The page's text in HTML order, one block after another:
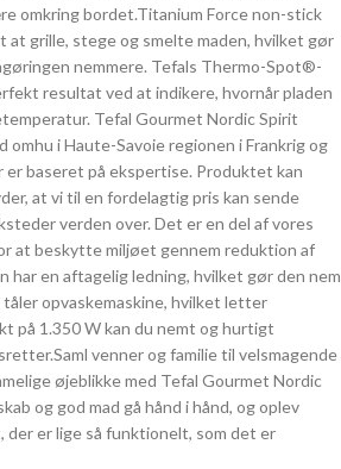
omkring bordet.Titanium Force non-stick
grille, stege og smelte maden, hvilket gør
nemmere. Tefals Thermo-Spot®-
resultat ved at indikere, hvornår pladen
Tefal Gourmet Nordic Spirit
i Haute-Savoie regionen i Frankrig og
baseret på ekspertise. Produktet kan
at vi til en fordelagtig pris kan sende
verden over. Det er en del af vores
at beskytte miljøet gennem reduktion af
har en aftagelig ledning, hvilket gør den nem
opvaskemaskine, hvilket letter
på 1.350 W kan du nemt og hurtigt
venner og familie til velsmagende
øjeblikke med Tefal Gourmet Nordic
og god mad gå hånd i hånd, og oplev
er lige så funktionelt, som det er